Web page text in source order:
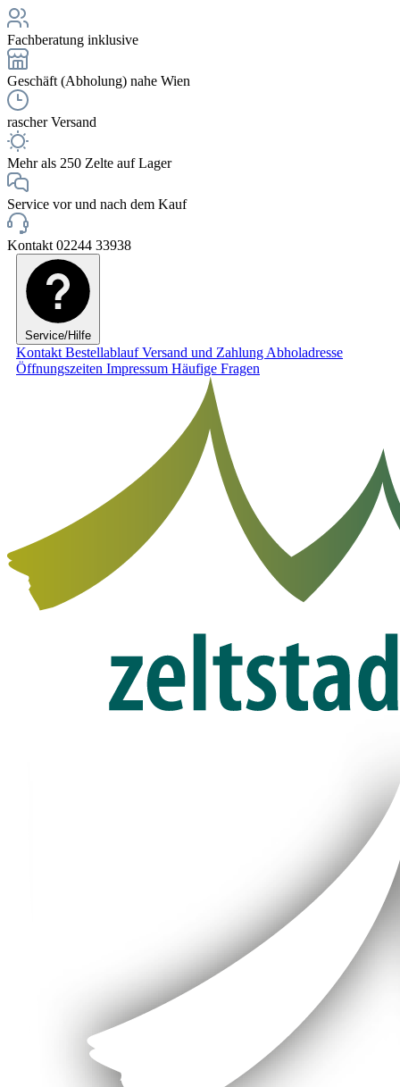
Fachberatung inklusive
Geschäft (Abholung) nahe Wien
rascher Versand
Mehr als 250 Zelte auf Lager
Service vor und nach dem Kauf
Kontakt 02244 33938
Service/Hilfe
Kontakt BestellablaufVersand und Zahlung Abholadresse
Öffnungszeiten Impressum Häufige Fragen